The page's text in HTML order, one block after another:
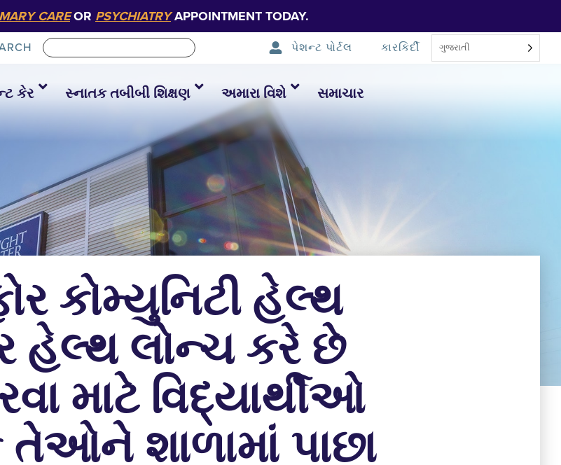
CAREOR PSYCHIATRYAPPOINTMENT TODAY.
પેશન્ટ પોર્ટલ કારકિર્દી ગુજરાતી
કેર સ્નાતક તબીબી શિક્ષણ અમારા વિશે સમાચાર
કોમ્યુનિટી હેલ્થ
હેલ્થ લોન્ચ કરે છે
માટે વિદ્યાર્થીઓ
શાળામાં પાછા